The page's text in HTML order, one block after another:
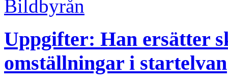
Uppgifter: Han ersätter
omställningar i startelvan